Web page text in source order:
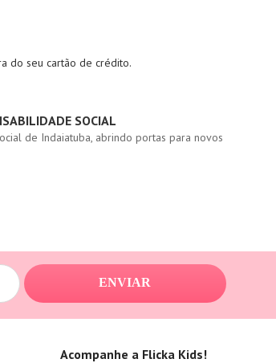
do seu cartão de crédito.
SOCIAL
de Indaiatuba, abrindo portas para novos
ENVIAR
Acompanhe a Flicka Kids!